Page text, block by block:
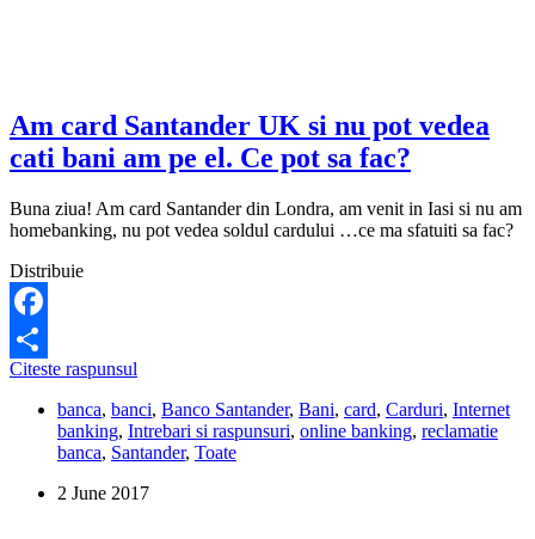
Santander?
Am card Santander UK si nu pot vedea
cati bani am pe el. Ce pot sa fac?
Buna ziua! Am card Santander din Londra, am venit in Iasi si nu am
homebanking, nu pot vedea soldul cardului …ce ma sfatuiti sa fac?
Distribuie
Facebook
Share
Citeste raspunsul
Santander
UK
si
pot
banca, banci, Banco Santander, Bani, card, Carduri, Internet
banking, Intrebari si raspunsuri, online banking, reclamatie
banca, Santander, Toate
2 June 2017